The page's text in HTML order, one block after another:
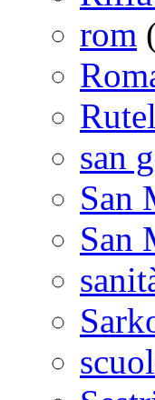
rom
san
San
San